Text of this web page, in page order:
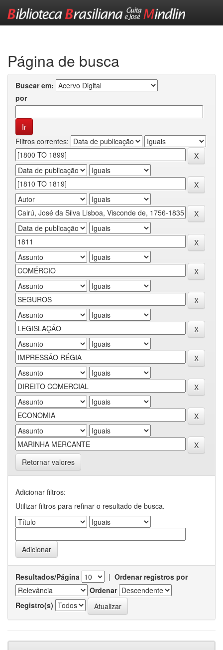
Página de busca
Buscar em:
por
Filtros correntes:
Retornar valores
Adicionar filtros:
Utilizar filtros para refinar o resultado de busca.
Resultados/Página | Ordenar registros por
Ordenar
Registro(s)